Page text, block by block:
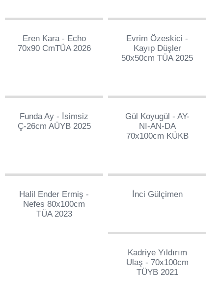
65
Eren Kara - Echo
70x90 CmTÜA 2026
249
Evrim Özeskici -
Kayıp Düşler
50x50cm TÜA 2025
82
Funda Ay - İsimsiz
Ç-26cm AÜYB 2025
115
Gül Koyugül - AY-
NI-AN-DA
70x100cm KÜKB
1
Halil Ender Ermiş -
Nefes 80x100cm
TÜA 2023
3
İnci Gülçimen
3
Kadriye Yıldırım
Ulaş - 70x100cm
TÜYB 2021